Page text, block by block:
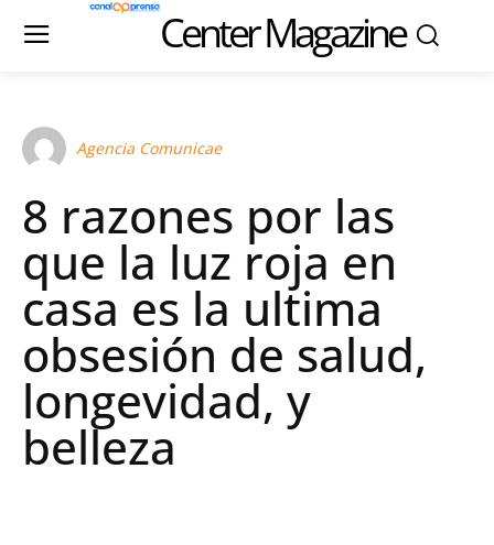
Center Magazine
Agencia Comunicae
8 razones por las
que la luz roja en
casa es la ultima
obsesión de salud,
longevidad, y
belleza